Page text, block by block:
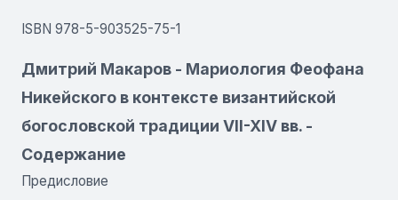
ISBN 978-5-903525-75-1
Дмитрий Макаров - Мариология Феофана
Никейского в контексте византийской
богословской традиции VII-XIV вв. -
Содержание
Предисловие